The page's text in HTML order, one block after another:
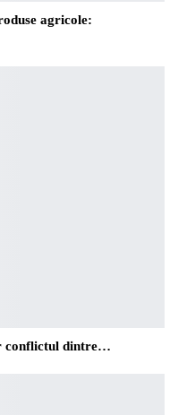
agricole:
conflictul dintre…